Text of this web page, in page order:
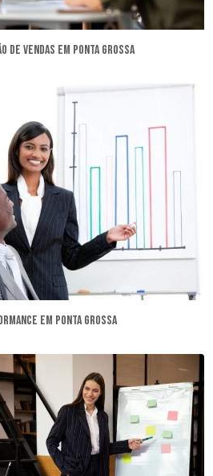
de vendas em Ponta Grossa
em Ponta Grossa